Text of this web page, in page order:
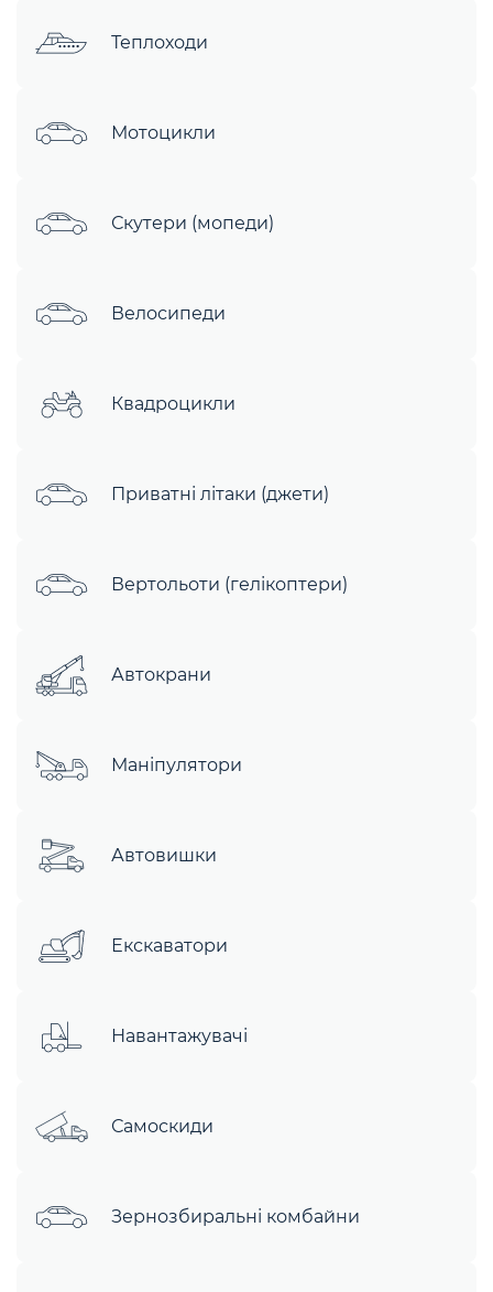
Теплоходи
Мотоцикли
Скутери (мопеди)
Велосипеди
Квадроцикли
Приватні літаки (джети)
Вертольоти (гелікоптери)
Автокрани
Маніпулятори
Автовишки
Екскаватори
Навантажувачі
Самоскиди
Зернозбиральні комбайни